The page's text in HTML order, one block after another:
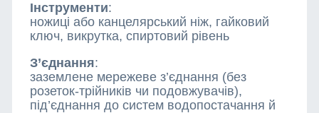
Інструменти:
ножиці або канцелярський ніж, гайковий
ключ, викрутка, спиртовий рівень
З’єднання:
заземлене мережеве з’єднання (без
розеток-трійників чи подовжувачів),
під’єднання до систем водопостачання й